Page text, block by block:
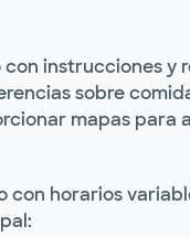
instrucciones y
sobre
mapas para
con horarios